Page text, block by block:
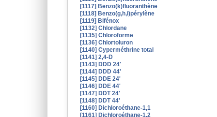
[1117] Benzo(k)fluoranthène
[1118] Benzo(g,h,i)pérylène
[1119] Bifénox
[1132] Chlordane
[1135] Chloroforme
[1136] Chlortoluron
[1140] Cyperméthrine total
[1141] 2,4-D
[1143] DDD 24'
[1144] DDD 44'
[1145] DDE 24'
[1146] DDE 44'
[1147] DDT 24'
[1148] DDT 44'
[1160] Dichloroéthane-1,1
[1161] Dichloroéthane-1,2